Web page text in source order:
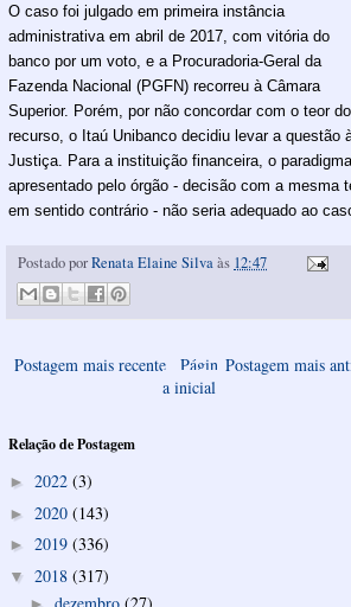
O caso foi julgado em primeira instância
administrativa em abril de 2017, com vitória do
banco por um voto, e a Procuradoria-Geral da
Fazenda Nacional (PGFN) recorreu à Câmara
Superior. Porém, por não concordar com o teor do
recurso, o Itaú Unibanco decidiu levar a questão
Justiça. Para a instituição financeira, o paradigma
apresentado pelo órgão - decisão com a mesma
em sentido contrário - não seria adequado ao
Postado porRenata Elaine Silvaàs 12:47
Postagem mais recente Postagem mais
Págin
a inicial
Relação de Postagem
► 2022 (3)
► 2020 (143)
► 2019 (336)
▼ 2018 (317)